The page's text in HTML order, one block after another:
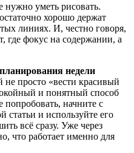
уметь рисовать.
хорошо держат
линиях. И, честно говоря,
где фокус на содержании, а
недели
не просто «вести красивый
и понятный способ
попробовать, начните с
статьи и используйте его
всё сразу. Уже через
что работает именно для